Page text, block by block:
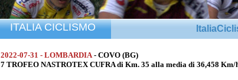
ITALIA CICLISMO
2022-07-31 - LOMBARDIA - COVO (BG)
7 TROFEO NASTROTEX CUFRA di Km. 35 alla media di 36,458 Km/